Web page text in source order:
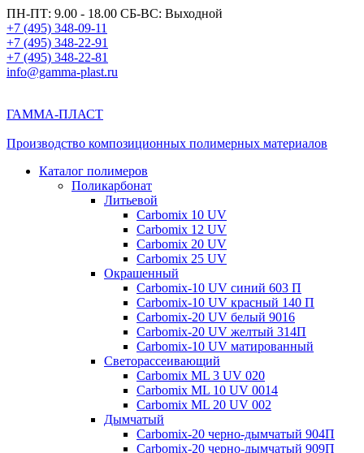
ПН-ПТ: 9.00 - 18.00 СБ-ВС: Выходной
+7 (495) 348-09-11
+7 (495) 348-22-91
+7 (495) 348-22-81
info@gamma-plast.ru
ГАММА-ПЛАСТ
Производство композиционных полимерных материалов
Каталог полимеров
Поликарбонат
Литьевой
Carbomix 10 UV
Carbomix 12 UV
Carbomix 20 UV
Carbomix 25 UV
Окрашенный
Carbomix-10 UV синий 603 П
Carbomix-10 UV красный 140 П
Carbomix-20 UV белый 9016
Carbomix-20 UV желтый 314П
Carbomix-10 UV матированный
Светорассеивающий
Carbomix ML 3 UV 020
Carbomix ML 10 UV 0014
Carbomix ML 20 UV 002
Дымчатый
Carbomix-20 черно-дымчатый 904П
Carbomix-20 черно-дымчатый 909П